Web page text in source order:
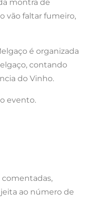
montra de
vão faltar fumeiro,
é organizada
contando
do Vinho.
evento.
comentadas,
ao número de